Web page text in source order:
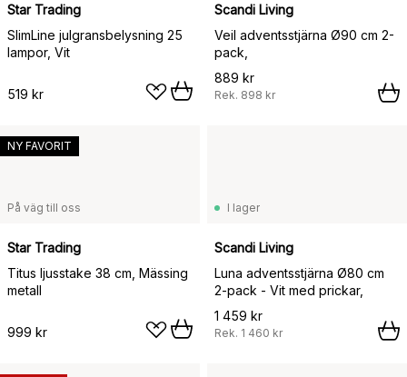
Star Trading
SlimLine julgransbelysning 25
lampor, Vit
519 kr
Scandi Living
Veil adventsstjärna Ø90 cm 2-
pack,
889 kr
Rek. 898 kr
På väg till oss
Star Trading
Titus ljusstake 38 cm, Mässing
metall
999 kr
NY FAVORIT
I lager
Scandi Living
Luna adventsstjärna Ø80 cm
2-pack - Vit med prickar,
1 459 kr
Rek. 1 460 kr